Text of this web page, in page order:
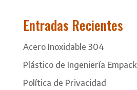
Entradas Recientes
Acero Inoxidable 304
Plástico de Ingeniería Empack
Política de Privacidad